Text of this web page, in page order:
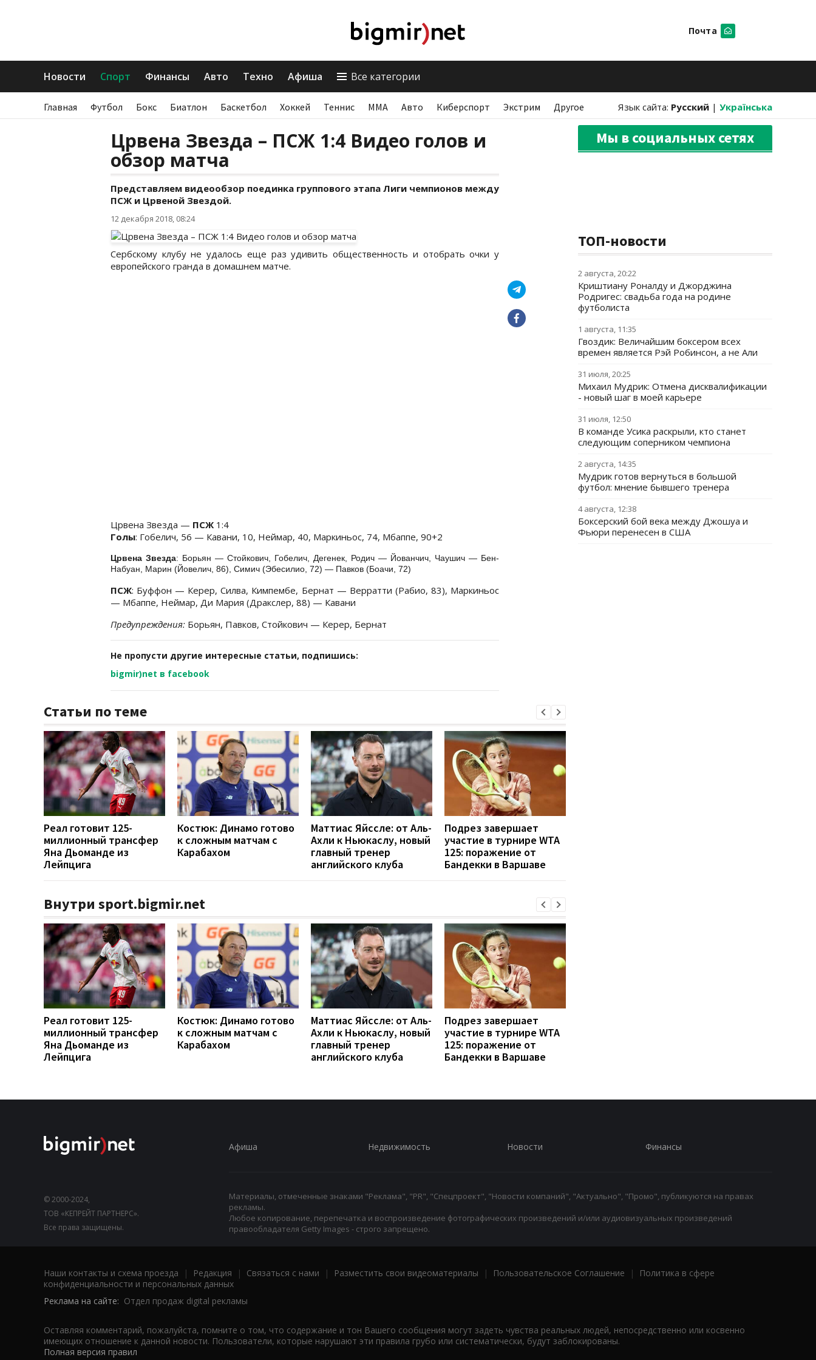
Почта
Новости Спорт Финансы Авто Техно Афиша Все категории
Главная Футбол Бокс Биатлон Баскетбол Хоккей Теннис ММА Авто Киберспорт Экстрим Другое Язык сайта: Русский | Українська
Црвена Звезда – ПСЖ 1:4 Видео голов и
обзор матча
Представляем видеообзор поединка группового этапа Лиги чемпионов между
ПСЖ и Црвеной Звездой.
12 декабря 2018, 08:24
Сербскому клубу не удалось еще раз удивить общественность и отобрать очки у
европейского гранда в домашнем матче.
Црвена Звезда — ПСЖ 1:4
Голы: Гобелич, 56 — Кавани, 10, Неймар, 40, Маркиньос, 74, Мбаппе, 90+2
Црвена Звезда: Борьян — Стойкович, Гобелич, Дегенек, Родич — Йованчич, Чаушич — Бен-
Набуан, Марин (Йовелич, 86), Симич (Эбесилио, 72) — Павков (Боачи, 72)
ПСЖ: Буффон — Керер, Силва, Кимпембе, Бернат — Верратти (Рабио, 83), Маркиньос
— Мбаппе, Неймар, Ди Мария (Дракслер, 88) — Кавани
Предупреждения: Борьян, Павков, Стойкович — Керер, Бернат
Не пропусти другие интересные статьи, подпишись:
bigmir)net в facebook
Статьи по теме
Реал готовит 125-
миллионный трансфер
Яна Дьоманде из
Лейпцига
Костюк: Динамо готово
к сложным матчам с
Карабахом
Маттиас Яйссле: от Аль-
Ахли к Ньюкаслу, новый
главный тренер
английского клуба
Подрез завершает
участие в турнире WTA
125: поражение от
Бандекки в Варшаве
Внутри sport.bigmir.net
Реал готовит 125-
миллионный трансфер
Яна Дьоманде из
Лейпцига
Костюк: Динамо готово
к сложным матчам с
Карабахом
Маттиас Яйссле: от Аль-
Ахли к Ньюкаслу, новый
главный тренер
английского клуба
Подрез завершает
участие в турнире WTA
125: поражение от
Бандекки в Варшаве
Мы в социальных сетях
ТОП-новости
2 августа, 20:22
Криштиану Роналду и Джорджина
Родригес: свадьба года на родине
футболиста
1 августа, 11:35
Гвоздик: Величайшим боксером всех
времен является Рэй Робинсон, а не Али
31 июля, 20:25
Михаил Мудрик: Отмена дисквалификации
- новый шаг в моей карьере
31 июля, 12:50
В команде Усика раскрыли, кто станет
следующим соперником чемпиона
2 августа, 14:35
Мудрик готов вернуться в большой
футбол: мнение бывшего тренера
4 августа, 12:38
Боксерский бой века между Джошуа и
Фьюри перенесен в США
© 2000-2024,
ТОВ «КЕПРЕЙТ ПАРТНЕРС».
Все права защищены.
Афиша Недвижимость Новости Финансы
Материалы, отмеченные знаками "Реклама", "PR", "Спецпроект", "Новости компаний", "Актуально", "Промо", публикуются на правах
рекламы.
Любое копирование, перепечатка и воспроизведение фотографических произведений и/или аудиовизуальных произведений
правообладателя Getty Images - строго запрещено.
Наши контакты и схема проезда | Редакция | Связаться с нами | Разместить свои видеоматериалы | Пользовательское Соглашение |
Политика в сфере
конфиденциальности и персональных данных
Реклама на сайте: Отдел продаж digital рекламы
Оставляя комментарий, пожалуйста, помните о том, что содержание и тон Вашего сообщения могут задеть чувства реальных людей, непосредственно или косвенно
имеющих отношение к данной новости. Пользователи, которые нарушают эти правила грубо или систематически, будут заблокированы.
Полная версия правил